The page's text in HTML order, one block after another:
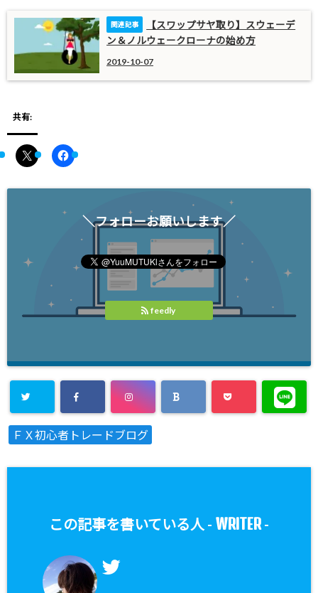
【スワップサヤ取り】スウェーデ
ン＆ノルウェークローナの始め方
2019-10-07
共有:
＼フォローお願いします／
feedly
ＦＸ初心者トレードブログ
この記事を書いている人 - WRITER -